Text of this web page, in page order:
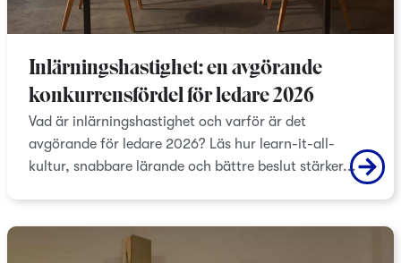
Inlärningshastighet: en avgörande
konkurrensfördel för ledare 2026
Vad är inlärningshastighet och varför är det
avgörande för ledare 2026? Läs hur learn-it-all-
kultur, snabbare lärande och bättre beslut stärker...